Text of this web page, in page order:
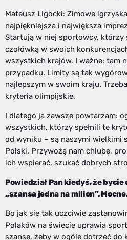
Mateusz Ligocki: Zimowe
najpiękniejsza i największa
Startują w niej sportowcy, którzy
czołówką w swoich
wszystkich krajów. I ważne: tam
przypadku. Limity są tak
najlepszym w swoim kraju.
kryteria olimpijskie.
I dlatego ja zawsze powtarzam:
wszystkich, którzy spełnili te
od wyniku – są naszymi wielkimi
Polski. Przywożą nam chlubę,
ich wspierać, szukać dobrych
Powiedział Pan kiedyś, że
„szansa jedna na milion”.
Bo jak się tak uczciwie
Polaków na świecie uprawia
szansę, żeby w ogóle dotrzeć do